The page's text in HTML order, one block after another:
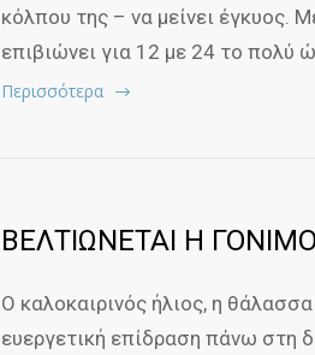
κόλπου της – να μείνει έγκυος.
επιβιώνει για 12 με 24 το πολύ
Περισσότερα
ΒΕΛΤΙΩΝΕΤΑΙ Η
Ο καλοκαιρινός ήλιος, η
ευεργετική επίδραση πάνω στη